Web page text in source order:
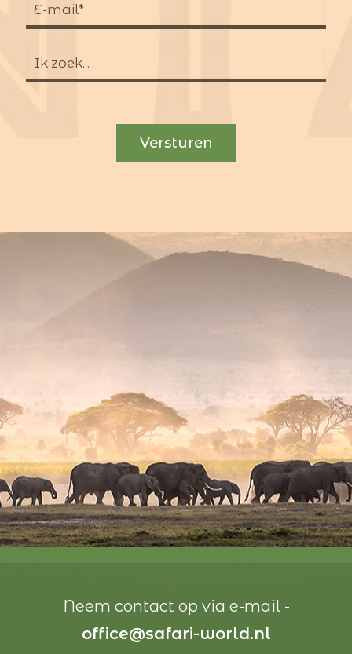
Neem contact op via e-mail -
office@safari-world.nl